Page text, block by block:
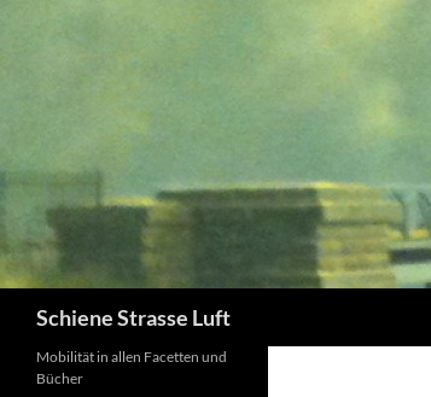
Schiene Strasse Luft
Mobilität in allen Facetten und
Bücher